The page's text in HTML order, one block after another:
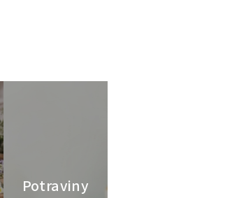
Potraviny